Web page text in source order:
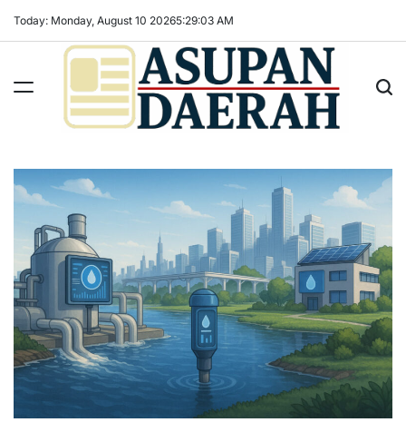
Today: Monday, August 10 20265:29:04 AM
terViral
untuk
Daerah
Sekitarnya